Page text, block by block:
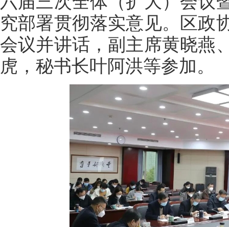
究部署贯彻落实意见。区政
会议并讲话，副主席黄晓燕
虎，秘书长叶阿洪等参加。